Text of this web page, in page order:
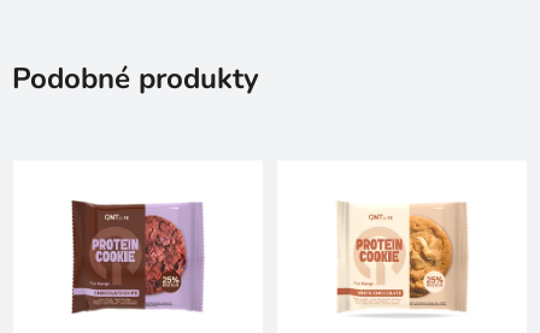
Podobné produkty